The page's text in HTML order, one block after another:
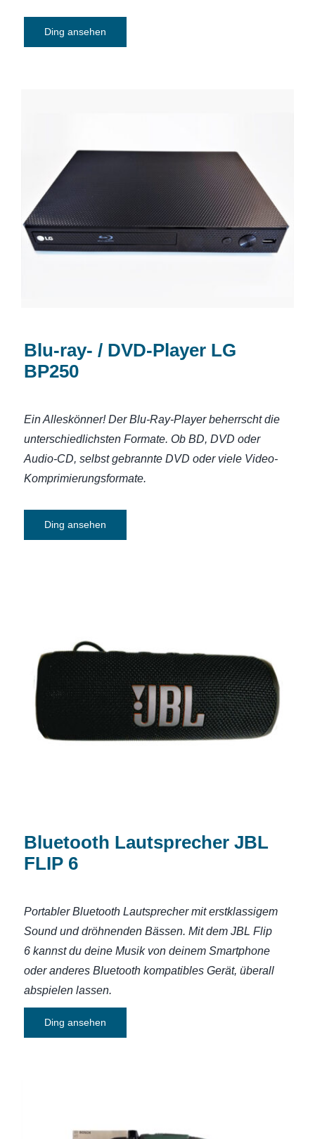
Ding ansehen
Blu-ray- / DVD-Player LG BP250
Blu-ray- / DVD-Player LG
BP250
Ein Alleskönner! Der Blu-Ray-Player beherrscht die
unterschiedlichsten Formate. Ob BD, DVD oder
Audio-CD, selbst gebrannte DVD oder viele Video-
Komprimierungsformate.
Ding ansehen
Bluetooth Lautsprecher JBL FLIP 6
Bluetooth Lautsprecher JBL
FLIP 6
Portabler Bluetooth Lautsprecher mit erstklassigem
Sound und dröhnenden Bässen.Mit dem JBL Flip
6 kannst du deine Musik von deinem Smartphone
oder anderes Bluetooth kompatibles Gerät, überall
abspielen lassen.
Ding ansehen